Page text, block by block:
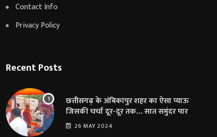
Contact Info
Privacy Policy
Recent Posts
छत्तीसगढ़ के अंबिकापुर शहर का ऐसा प्याऊ
जिसकी चर्चा दूर-दूर तक… सात समुंदर पार
अमेरिका से भी पहुंचा सहयोग
26 MAY 2024